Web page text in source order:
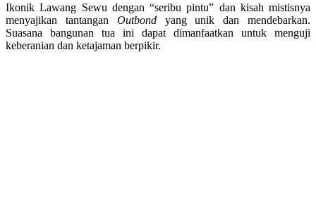
Ikonik Lawang Sewu dengan “seribu pintu” dan kisah mistisnya
menyajikan tantangan Outbondyang unik dan mendebarkan.
Suasana bangunan tua ini dapat dimanfaatkan untuk menguji
keberanian dan ketajaman berpikir.